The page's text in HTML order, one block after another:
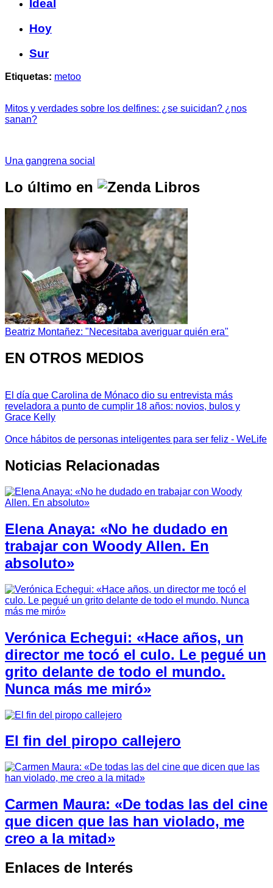
Ideal
Hoy
Sur
Etiquetas: metoo
Mitos y verdades sobre los delfines: ¿se suicidan? ¿nos
sanan?
Una gangrena social
Lo último en
Beatriz Montañez: "Necesitaba averiguar quién era"
EN OTROS MEDIOS
El día que Carolina de Mónaco dio su entrevista más
reveladora a punto de cumplir 18 años: novios, bulos y
Grace Kelly
Once hábitos de personas inteligentes para ser feliz - WeLife
Noticias Relacionadas
Elena Anaya: «No he dudado en
trabajar con Woody Allen. En
absoluto»
Verónica Echegui: «Hace años, un
director me tocó el culo. Le pegué un
grito delante de todo el mundo.
Nunca más me miró»
El fin del piropo callejero
Carmen Maura: «De todas las del cine
que dicen que las han violado, me
creo a la mitad»
Enlaces de Interés